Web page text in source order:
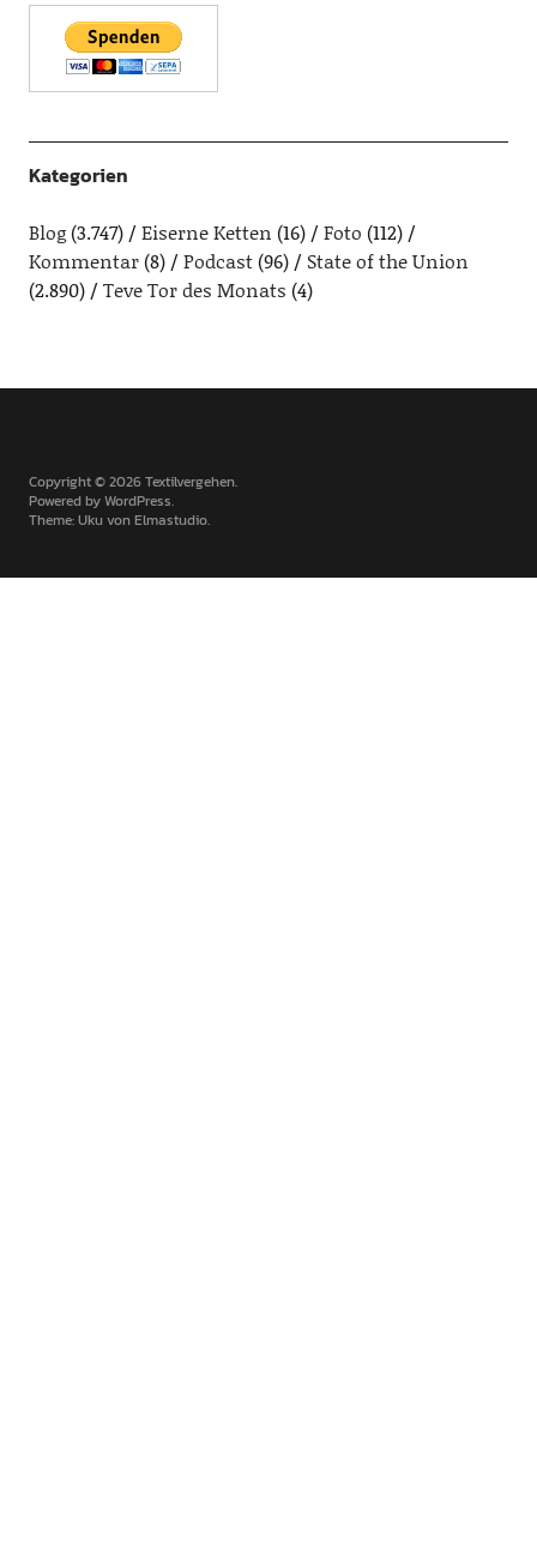
Kategorien
Blog(3.747) Eiserne Ketten (16) Foto (112)
Kommentar(8) Podcast(96)
State of the Union
(2.890)
Teve Tor des Monats (4)
Copyright © 2026 Textilvergehen
Powered byWordPress
Theme: Uku vonElmastudio